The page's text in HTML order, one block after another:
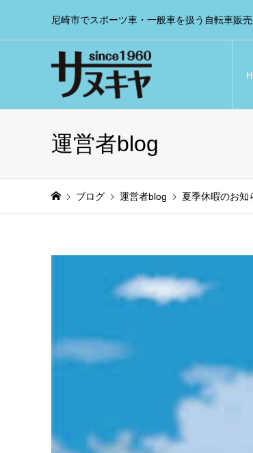
尼崎市でスポーツ車・一般車を扱う自転車販売
運営者blog
ブログ 運営者blog 夏季休暇のお知